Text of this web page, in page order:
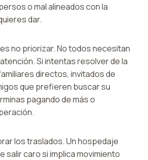
o mal alineados con la
dar.
no priorizar. No todos necesitan
Si intentas resolver de la
directos, invitados de
que prefieren buscar su
pagando de más o
los traslados. Un hospedaje
salir caro si implica movimiento